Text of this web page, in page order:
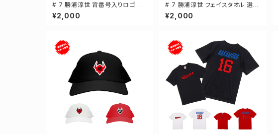
# 7 勝浦淳世 背番号入りロゴ キ
ャンバスサコッシュ 選手還元 2カ
ラー 001461
¥2,000
# 7 勝浦淳世 フェイスタオル 選手
還元 2デザイン FT0144
¥2,000